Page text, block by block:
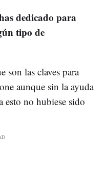
dedicado para
tipo de
son las claves para
aunque sin la ayuda
no hubiese sido